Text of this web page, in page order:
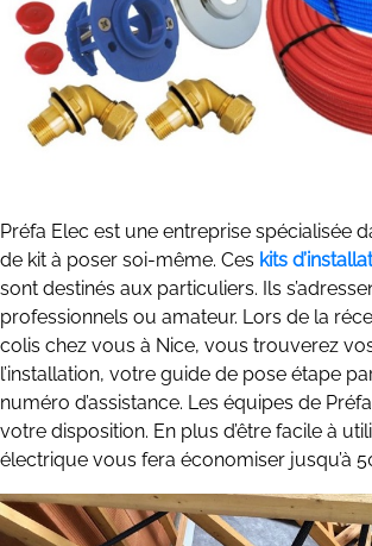
Préfa Elec est une entreprise spécialisée
de kit à poser soi-même. Ces kits
sont destinés aux particuliers. Ils
professionnels ou amateur. Lors de la
colis chez vous à Nice, vous trouverez
l’installation, votre guide de pose étape
numéro d’assistance. Les équipes de
votre disposition. En plus d’être facile à
électrique vous fera économiser jusqu’à